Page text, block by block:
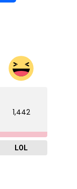
1,442
LOL